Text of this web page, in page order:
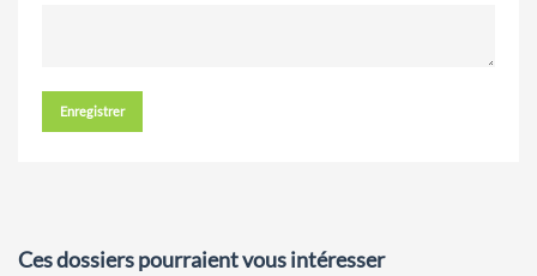
Enregistrer
Ces dossiers pourraient vous intéresser